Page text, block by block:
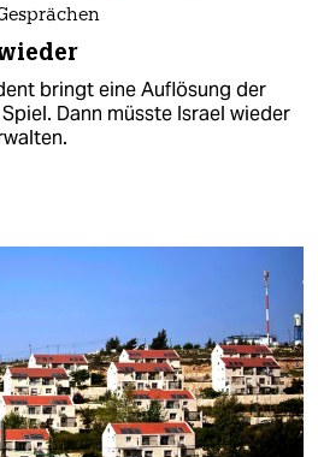
bringt eine Auflösung der
Dann müsste Israel wieder